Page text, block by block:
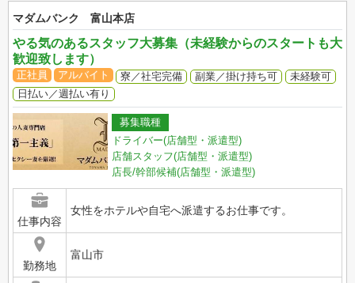
マダムバンク 富山本店
やる気のあるスタッフ大募集（未経験からのスタートも大
歓迎致します）
正社員 アルバイト 寮／社宅完備 副業／掛け持ち可
未経験可
日払い／週払い有り
募集職種
ドライバー(店舗型・派遣型)
店舗スタッフ(店舗型・派遣型)
店長/幹部候補(店舗型・派遣型)
仕事内容
女性をホテルや自宅へ派遣するお仕事です。
勤務地
富山市